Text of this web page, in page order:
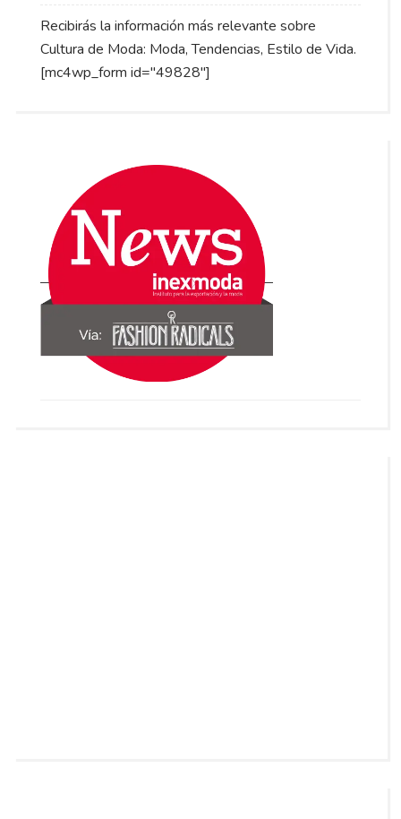
Recibirás la información más relevante sobre
Cultura de Moda: Moda, Tendencias, Estilo de Vida.
[mc4wp_form id="49828"]